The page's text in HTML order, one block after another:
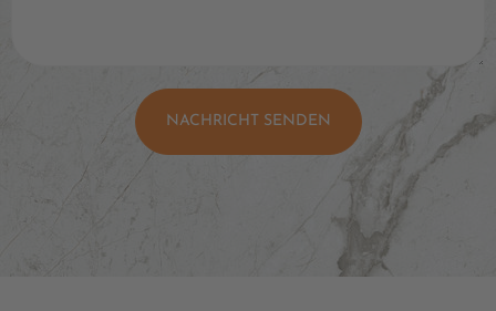
NACHRICHT SENDEN